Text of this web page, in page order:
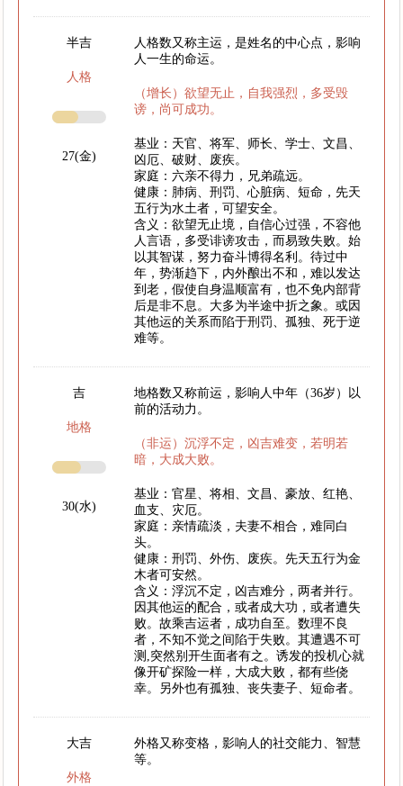
半吉
人格
27(金)
人格数又称主运，是姓名的中心点，影响
人一生的命运。
（增长）欲望无止，自我强烈，多受毁
谤，尚可成功。
基业：天官、将军、师长、学士、文昌、
凶厄、破财、废疾。
家庭：六亲不得力，兄弟疏远。
健康：肺病、刑罚、心脏病、短命，先天
五行为水土者，可望安全。
含义：欲望无止境，自信心过强，不容他
人言语，多受诽谤攻击，而易致失败。始
以其智谋，努力奋斗博得名利。待过中
年，势渐趋下，内外酿出不和，难以发达
到老，假使自身温顺富有，也不免内部背
后是非不息。大多为半途中折之象。或因
其他运的关系而陷于刑罚、孤独、死于逆
难等。
吉
地格
30(水)
地格数又称前运，影响人中年（36岁）以
前的活动力。
（非运）沉浮不定，凶吉难变，若明若
暗，大成大败。
基业：官星、将相、文昌、豪放、红艳、
血支、灾厄。
家庭：亲情疏淡，夫妻不相合，难同白
头。
健康：刑罚、外伤、废疾。先天五行为金
木者可安然。
含义：浮沉不定，凶吉难分，两者并行。
因其他运的配合，或者成大功，或者遭失
败。故乘吉运者，成功自至。数理不良
者，不知不觉之间陷于失败。其遭遇不可
测,突然别开生面者有之。诱发的投机心就
像开矿探险一样，大成大败，都有些侥
幸。另外也有孤独、丧失妻子、短命者。
大吉
外格
外格又称变格，影响人的社交能力、智慧
等。